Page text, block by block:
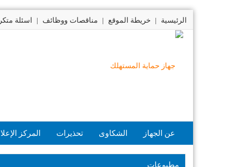
الرئيسية | خريطة الموقع | مناقصات ووظائف | اسئلة
عن الجهاز الشكاوى تحذيرات المركز
مطبوعات